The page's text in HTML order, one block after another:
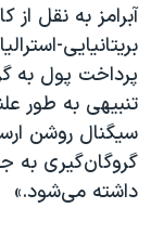
آبرامز به نقل
بریتانیایی-
پرداخت پول به
تنبیهی به طور
سیگنال روشن
گروگان‌گیری به
داشته می‌شود.»